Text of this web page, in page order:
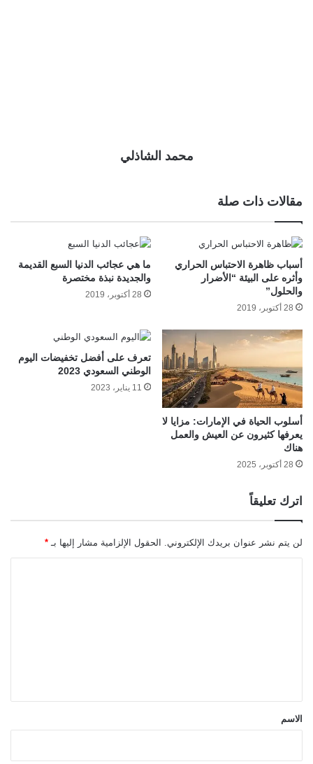
محمد الشاذلي
مقالات ذات صلة
أسباب ظاهرة الاحتباس الحراري
وأثره على البيئة “الأضرار
والحلول”
28 أكتوبر، 2019
ما هي عجائب الدنيا السبع القديمة
والجديدة نبذة مختصرة
28 أكتوبر، 2019
أسلوب الحياة في الإمارات: مزايا لا
يعرفها كثيرون عن العيش والعمل
هناك
28 أكتوبر، 2025
تعرف على أفضل تخفيضات اليوم
الوطني السعودي 2023
11 يناير، 2023
اترك تعليقاً
لن يتم نشر عنوان بريدك الإلكتروني. الحقول الإلزامية مشار إليها بـ *
*الاسم